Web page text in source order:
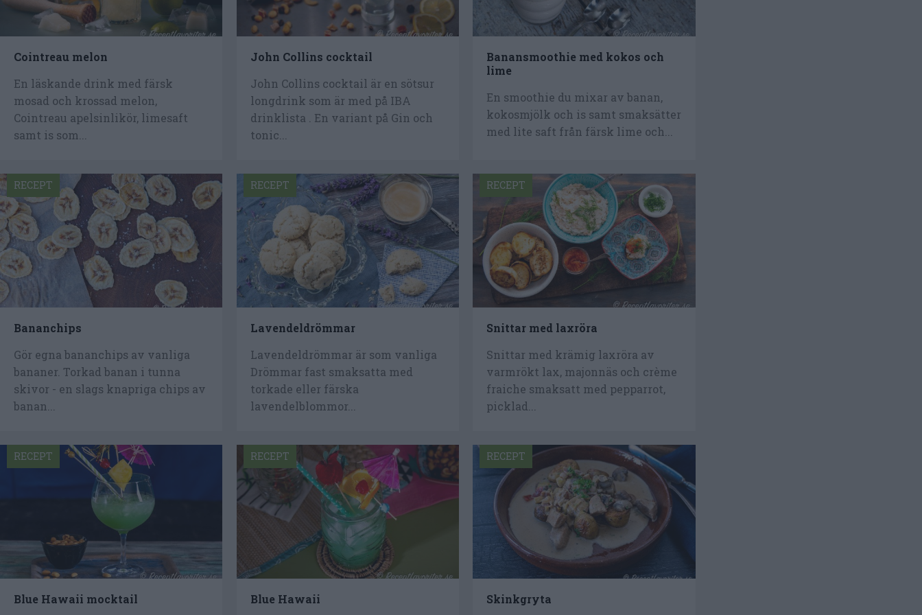
Cointreau melon
En läskande drink med färsk
mosad och krossad melon,
Cointreau apelsinlikör, limesaft
samt is som...
John Collins cocktail
John Collins cocktail är en sötsur
longdrink som är med på IBA
drinklista . En variant på Gin och
tonic...
Banansmoothie med kokos och
lime
En smoothie du mixar av banan,
kokosmjölk och is samt smaksätter
med lite saft från färsk lime och...
Bananchips
Gör egna bananchips av vanliga
bananer. Torkad banan i tunna
skivor - en slags knapriga chips av
banan...
RECEPT
Lavendeldrömmar
Lavendeldrömmar är som vanliga
Drömmar fast smaksatta med
torkade eller färska
lavendelblommor...
RECEPT
Snittar med laxröra
Snittar med krämig laxröra av
varmrökt lax, majonnäs och crème
fraiche smaksatt med pepparrot,
picklad...
RECEPT
Blue Hawaii mocktail
RECEPT
Blue Hawaii
RECEPT
Skinkgryta
RECEPT